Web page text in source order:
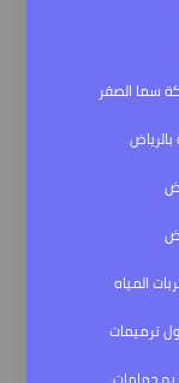
سما الصقر
المياه
ترميمات